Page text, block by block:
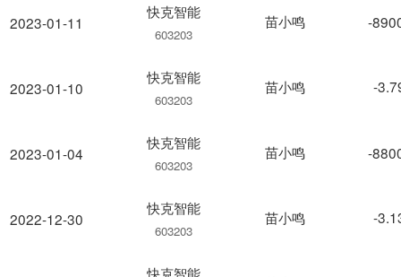
2023-01-11
2023-01-10
2023-01-04
2022-12-30
快克智能
603203
苗小鸣 -
快克智能
603203
苗小鸣 -
快克智能
603203
苗小鸣 -
快克智能
603203
苗小鸣 -
快克智能